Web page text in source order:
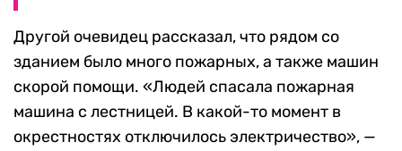
Другой очевидец рассказал, что рядом со
зданием было много пожарных, а также машин
скорой помощи. «Людей спасала пожарная
машина с лестницей. В какой-то момент в
окрестностях отключилось электричество», —